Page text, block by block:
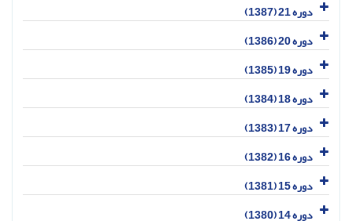
دوره 21 (1387)
دوره 20 (1386)
دوره 19 (1385)
دوره 18 (1384)
دوره 17 (1383)
دوره 16 (1382)
دوره 15 (1381)
دوره 14 (1380)